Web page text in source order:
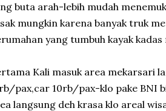
buta arah-lebih mudah
mungkin karena banyak truk
yang tumbuh kayak
Kali masuk area mekarsari
pax,car 10rb/pax-klo pake BNI
langsung deh krasa klo areal